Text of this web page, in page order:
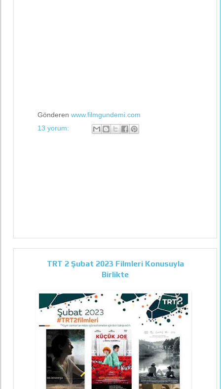
Gönderen www.filmgundemi.com
13 yorum:
TRT 2 Şubat 2023 Filmleri Konusuyla
Birlikte